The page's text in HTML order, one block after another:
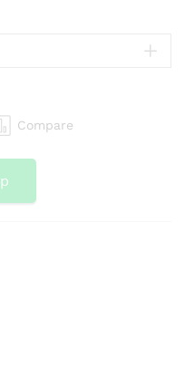
Compare